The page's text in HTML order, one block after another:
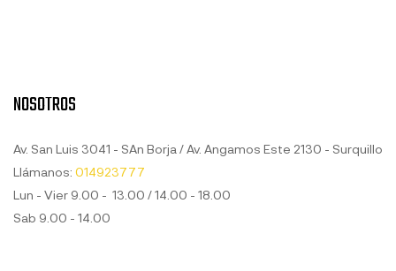
NOSOTROS
Av. San Luis 3041 - SAn Borja / Av. Angamos Este 2130 - Surquillo
Llámanos: 014923777
Lun - Vier 9.00 - 13.00 / 14.00 - 18.00
Sab 9.00 - 14.00